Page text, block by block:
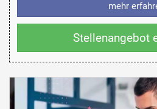
mehr
Stellenangebot